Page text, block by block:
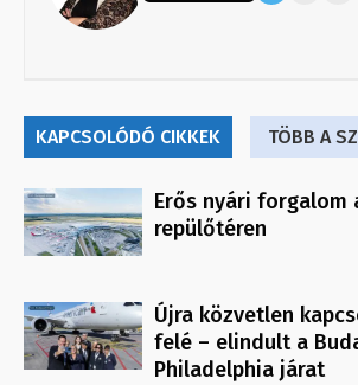
KAPCSOLÓDÓ CIKKEK TÖBB A
Erős nyári forgalom
repülőtéren
Újra közvetlen
felé – elindult a
Philadelphia járat